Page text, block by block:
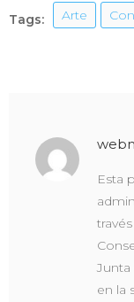
Tags: Arte
Esta
Junta
en la